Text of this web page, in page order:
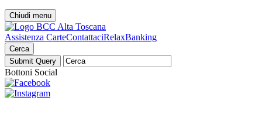
Chiudi menu
Assistenza CarteContattaciRelaxBanking
Cerca
Bottoni Social